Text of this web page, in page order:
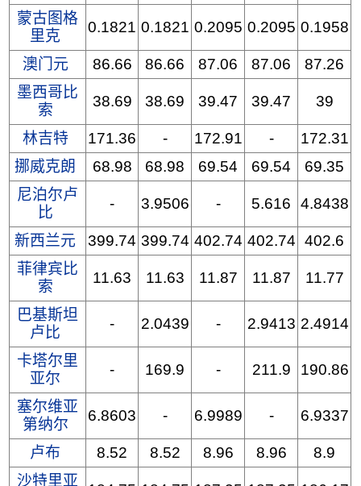
蒙古图格
里克
0.1821 0.1821 0.2095 0.2095 0.1958
澳门元 86.66 86.66 87.06 87.06
87.26
墨西哥比
索
38.69 38.69 39.47 39.47 39
林吉特 171.36 - 172.91 -
172.31
挪威克朗
68.98 68.98 69.54 69.54
69.35
尼泊尔卢
比
- 3.9506 - 5.616 4.8438
新西兰元 399.74 399.74 402.74 402.74 402.6
菲律宾比
索
11.63 11.63 11.87 11.87 11.77
巴基斯坦
卢比
- 2.0439 - 2.9413 2.4914
卡塔尔里
亚尔
- 169.9 - 211.9 190.86
塞尔维亚
第纳尔
6.8603 - 6.9989 - 6.9337
卢布 8.52 8.52 8.96 8.96
8.9
沙特里亚